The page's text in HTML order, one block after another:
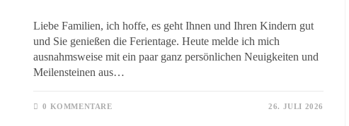
Liebe Familien, ich hoffe, es geht Ihnen und Ihren Kindern gut
und Sie genießen die Ferientage. Heute melde ich mich
ausnahmsweise mit ein paar ganz persönlichen Neuigkeiten und
Meilensteinen aus…
0 KOMMENTARE 26. JULI 2026